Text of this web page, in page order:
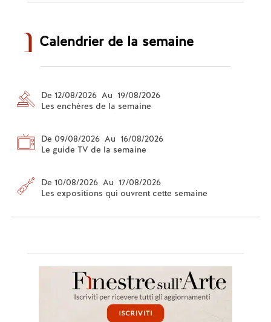
Calendrier de la semaine
De 12/08/2026 Au 19/08/2026
Les enchères de la semaine
De 09/08/2026 Au 16/08/2026
Le guide TV de la semaine
De 10/08/2026 Au 17/08/2026
Les expositions qui ouvrent cette semaine